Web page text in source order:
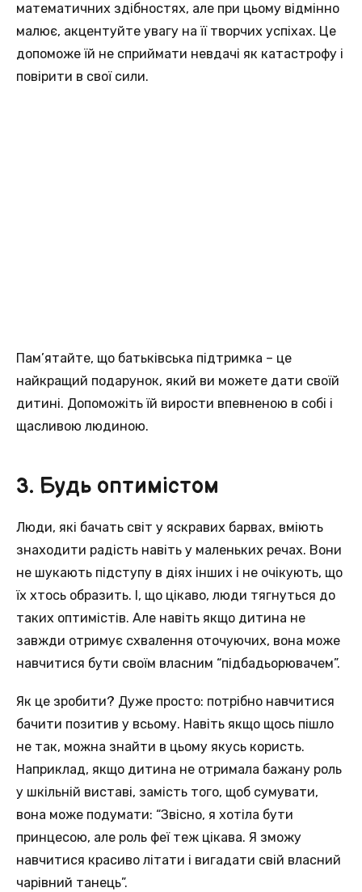
математичних здібностях, але при цьому відмінно
малює, акцентуйте увагу на її творчих успіхах. Це
допоможе їй не сприймати невдачі як катастрофу і
повірити в свої сили.
Пам’ятайте, що батьківська підтримка – це
найкращий подарунок, який ви можете дати своїй
дитині. Допоможіть їй вирости впевненою в собі і
щасливою людиною.
3. Будь оптимістом
Люди, які бачать світ у яскравих барвах, вміють
знаходити радість навіть у маленьких речах. Вони
не шукають підступу в діях інших і не очікують, що
їх хтось образить. І, що цікаво, люди тягнуться до
таких оптимістів. Але навіть якщо дитина не
завжди отримує схвалення оточуючих, вона може
навчитися бути своїм власним “підбадьорювачем”.
Як це зробити? Дуже просто: потрібно навчитися
бачити позитив у всьому. Навіть якщо щось пішло
не так, можна знайти в цьому якусь користь.
Наприклад, якщо дитина не отримала бажану роль
у шкільній виставі, замість того, щоб сумувати,
вона може подумати: “Звісно, я хотіла бути
принцесою, але роль феї теж цікава. Я зможу
навчитися красиво літати і вигадати свій власний
чарівний танець”.